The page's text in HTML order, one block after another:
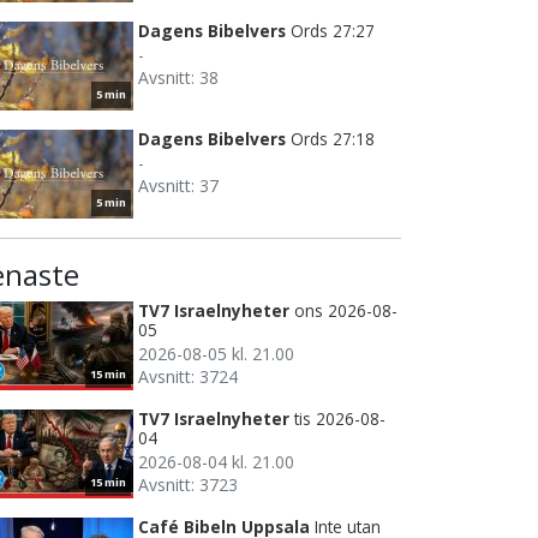
5 min
Dagens Bibelvers Ords 27:27
-
Avsnitt: 38
5 min
Dagens Bibelvers Ords 27:18
-
Avsnitt: 37
15 min
TV7 Israelnyheter ons 2026-08-
05
2026-08-05 kl. 21.00
Avsnitt: 3724
15 min
TV7 Israelnyheter tis 2026-08-
04
2026-08-04 kl. 21.00
Avsnitt: 3723
Café Bibeln Uppsala Inte utan